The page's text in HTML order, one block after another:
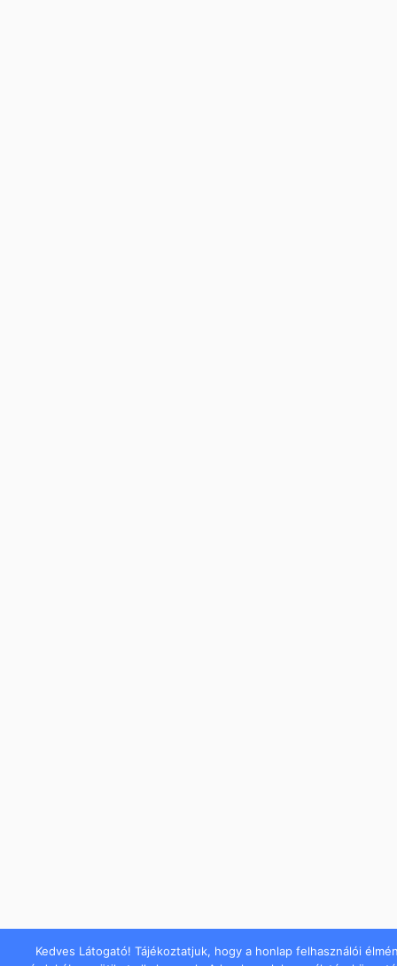
Kedves Látogató! Tájékoztatjuk, hogy a honlap felhasználói